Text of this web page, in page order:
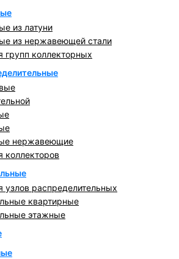
из латуни
из нержавеющей стали
коллекторных
нержавеющие
коллекторов
распределительных
квартирные
этажные